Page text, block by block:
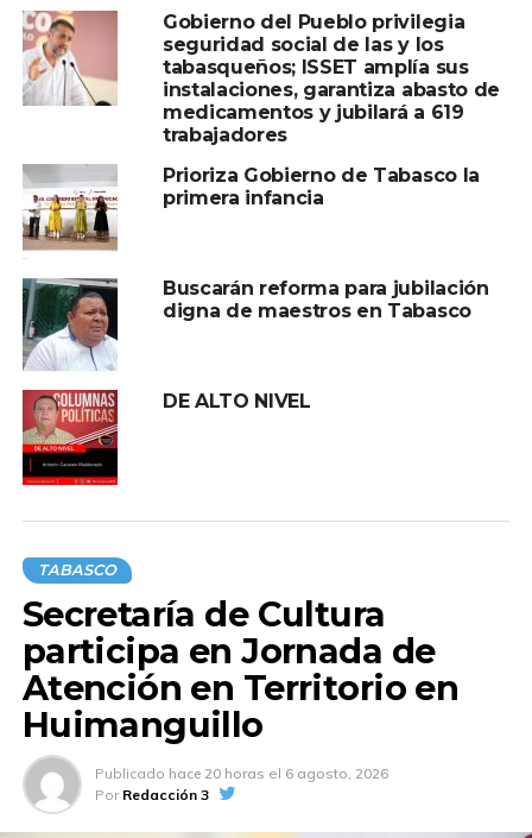
Gobierno del Pueblo privilegia
seguridad social de las y los
tabasqueños; ISSET amplía sus
instalaciones, garantiza abasto de
medicamentos y jubilará a 619
trabajadores
Prioriza Gobierno de Tabasco la
primera infancia
Buscarán reforma para jubilación
digna de maestros en Tabasco
DE ALTO NIVEL
TABASCO
Secretaría de Cultura
participa en Jornada de
Atención en Territorio en
Huimanguillo
Publicado hace 20 horas el 6 agosto, 2026
Por Redacción 3